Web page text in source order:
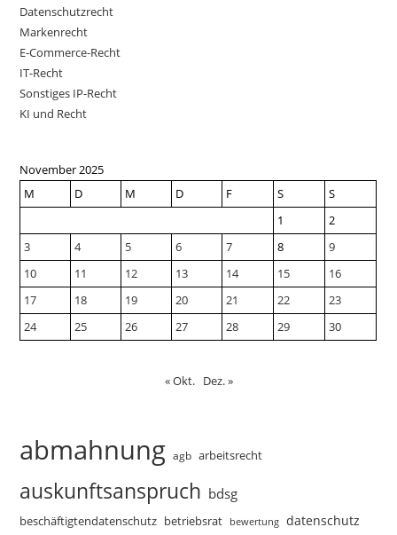
Datenschutzrecht
Markenrecht
E-Commerce-Recht
IT-Recht
Sonstiges IP-Recht
KI und Recht
November 2025
M
D M D F S
S
1
2
3
4 5 6 7 8
9
10
11 12 13 14 15
16
17
18 19 20 21 22
23
24
25 26 27 28 29 30
« Okt. Dez. »
abmahnung agb arbeitsrecht
auskunftsanspruch bdsg
beschäftigtendatenschutz betriebsrat bewertung datenschutz